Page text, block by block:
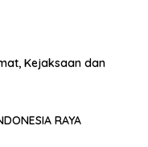
Kejaksaan dan
RAYA